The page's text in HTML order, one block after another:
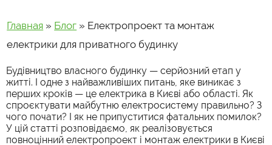
Блог
Главная » Блог » Електропроект та монтаж
електрики для приватного будинку
Будівництво власного будинку — серйозний етап у
житті. І одне з найважливіших питань, яке виникає з
перших кроків — це електрика в Києві або області. Як
спроєктувати майбутню електросистему правильно? З
чого почати? І як не припуститися фатальних помилок?
У цій статті розповідаємо, як реалізовується
повноцінний електропроект і монтаж електрики в Києві